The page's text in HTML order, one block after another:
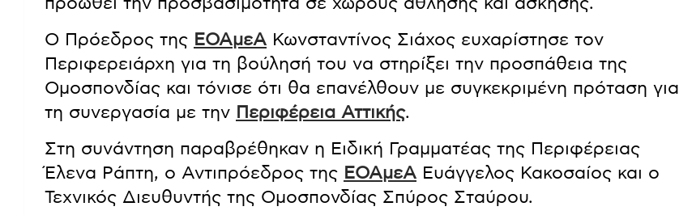
Ο Πρόεδρος της ΕΟΑμεΑ Κωνσταντίνος Σιάχος ευχαρίστησε τον
Περιφερειάρχη για τη βούλησή του να στηρίξει την προσπάθεια της
Ομοσπονδίας και τόνισε ότι θα επανέλθουν με συγκεκριμένη πρόταση για
τη συνεργασία με την Περιφέρεια Αττικής.
Στη συνάντηση παραβρέθηκαν η Ειδική Γραμματέας της Περιφέρειας
Έλενα Ράπτη, ο Αντιπρόεδρος της ΕΟΑμεΑ Ευάγγελος Κακοσαίος και ο
Τεχνικός Διευθυντής της Ομοσπονδίας Σπύρος Σταύρου.